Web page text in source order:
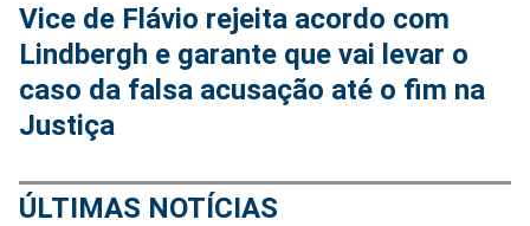
Vice de Flávio rejeita acordo com
Lindbergh e garante que vai levar o
caso da falsa acusação até o fim na
Justiça
ÚLTIMAS NOTÍCIAS